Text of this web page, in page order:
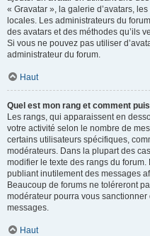
« Gravatar », la galerie d’avatars,
locales. Les administrateurs du
des avatars et des méthodes qu’ils
Si vous ne pouvez pas utiliser
administrateur du forum.
Haut
Quel est mon rang et comment
Les rangs, qui apparaissent en
votre activité selon le nombre de
certains utilisateurs spécifiques,
modérateurs. Dans la plupart des
modifier le texte des rangs du
publiant inutilement des messages
Beaucoup de forums ne toléreront
modérateur pourra vous
messages.
Haut